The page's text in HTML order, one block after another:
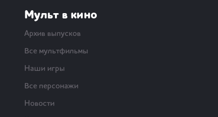
Мульт в кино
Архив выпусков
Все мультфильмы
Наши игры
Все персонажи
Новости